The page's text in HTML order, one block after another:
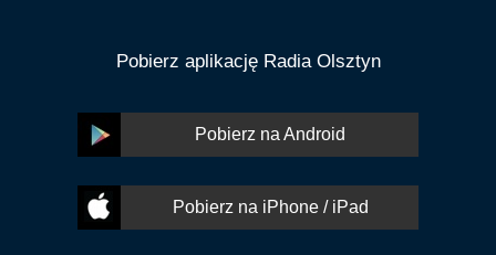
Pobierz aplikację Radia Olsztyn
Pobierz na Android
Pobierz na iPhone / iPad